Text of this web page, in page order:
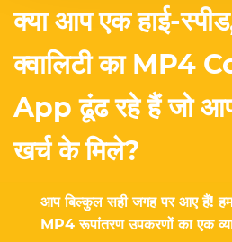
क्या आप एक हाई-
क्वालिटी का MP4
App ढूंढ रहे हैं जो
खर्च के मिले?
आप बिल्कुल सही जगह पर आए हैं!
MP4 रूपांतरण उपकरणों का एक